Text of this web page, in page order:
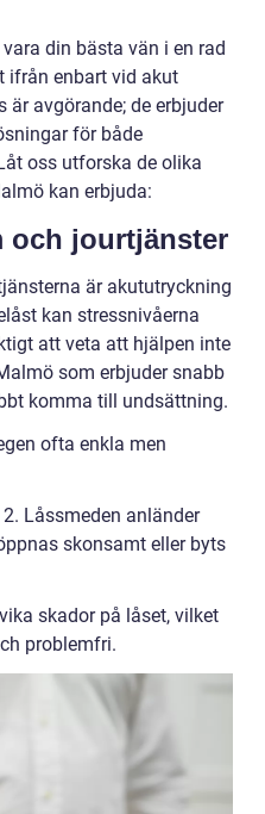
din bästa vän i en rad
ifrån enbart vid akut
är avgörande; de erbjuder
för både
oss utforska de olika
kan erbjuda:
och jourtjänster
är akututryckning
kan stressnivåerna
att veta att hjälpen inte
som erbjuder snabb
komma till undsättning.
ofta enkla men
Låssmeden anländer
skonsamt eller byts
skador på låset, vilket
problemfri.